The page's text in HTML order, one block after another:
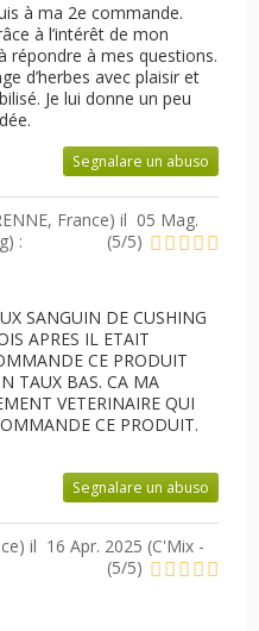
à ma 2e commande.
à l’intérêt de mon
répondre à mes questions.
d’herbes avec plaisir et
Je lui donne un peu
Segnalare un abuso
France) il 05 Mag.
) : (5/5)
SANGUIN DE CUSHING
APRES IL ETAIT
CE PRODUIT
TAUX BAS. CA MA
VETERINAIRE QUI
CE PRODUIT.
Segnalare un abuso
il 16 Apr. 2025 (C'Mix -
(5/5)